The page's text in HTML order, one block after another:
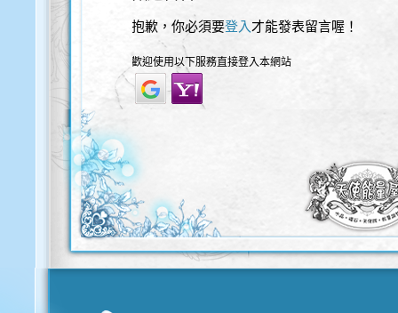
抱歉，你必須要登入 才能發表留言喔！
歡迎使用以下服務直接登入本網站